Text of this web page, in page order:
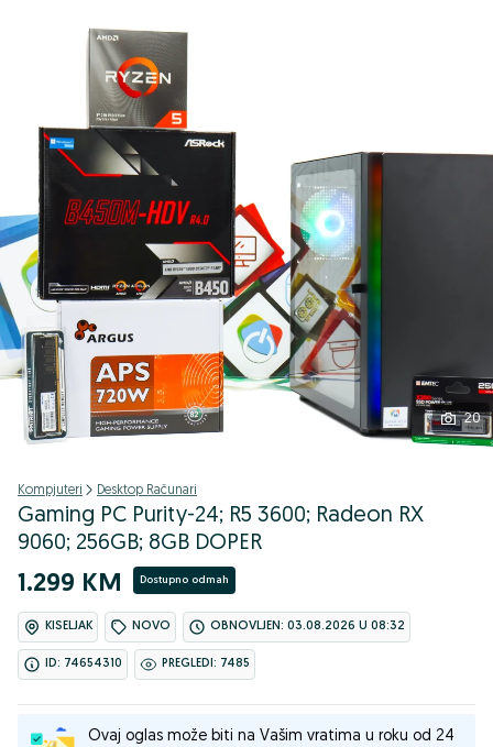
20
Kompjuteri Desktop Računari
Gaming PC Purity-24; R5 3600; Radeon RX
9060; 256GB; 8GB DOPER
1.299 KM Dostupno odmah
KISELJAK NOVO OBNOVLJEN: 03.08.2026 U 08:32
ID: 74654310 PREGLEDI: 7485
Ovaj oglas može biti na Vašim vratima u roku od 24